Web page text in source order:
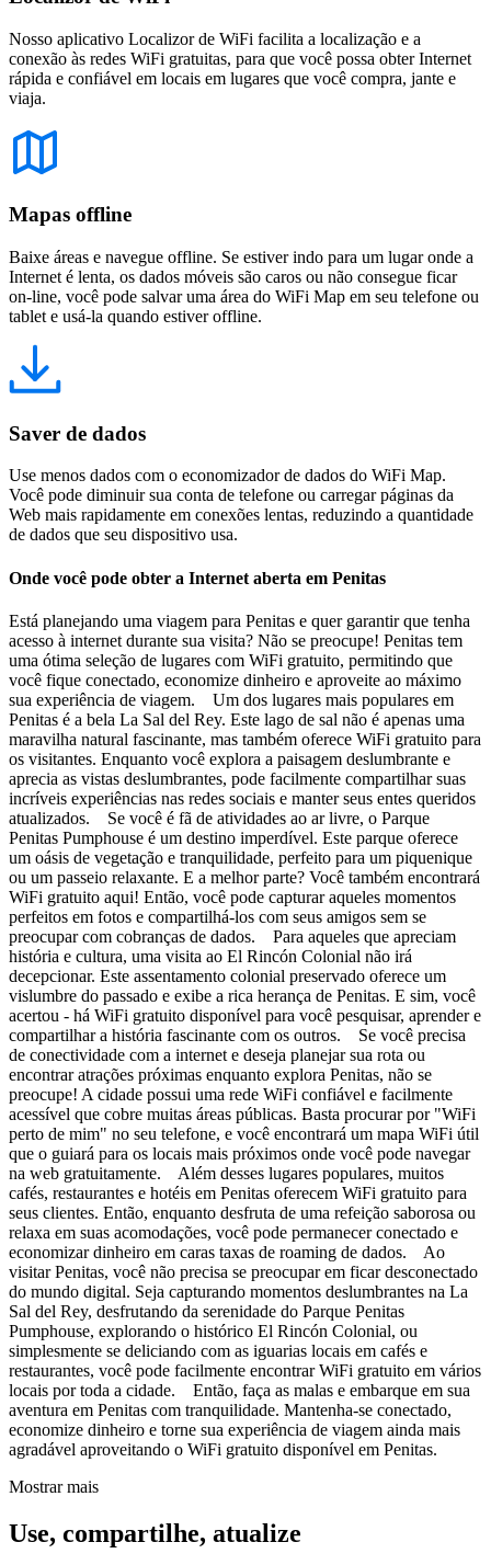
Nosso aplicativo Localizor de WiFi facilita a localização e a
conexão às redes WiFi gratuitas, para que você possa obter Internet
rápida e confiável em locais em lugares que você compra, jante e
viaja.
Mapas offline
Baixe áreas e navegue offline. Se estiver indo para um lugar onde a
Internet é lenta, os dados móveis são caros ou não consegue ficar
on-line, você pode salvar uma área do WiFi Map em seu telefone ou
tablet e usá-la quando estiver offline.
Saver de dados
Use menos dados com o economizador de dados do WiFi Map.
Você pode diminuir sua conta de telefone ou carregar páginas da
Web mais rapidamente em conexões lentas, reduzindo a quantidade
de dados que seu dispositivo usa.
Onde você pode obter a Internet aberta em Penitas
Está planejando uma viagem para Penitas e quer garantir que tenha
acesso à internet durante sua visita? Não se preocupe! Penitas tem
uma ótima seleção de lugares com WiFi gratuito, permitindo que
você fique conectado, economize dinheiro e aproveite ao máximo
sua experiência de viagem. Um dos lugares mais populares em
Penitas é a bela La Sal del Rey. Este lago de sal não é apenas uma
maravilha natural fascinante, mas também oferece WiFi gratuito para
os visitantes. Enquanto você explora a paisagem deslumbrante e
aprecia as vistas deslumbrantes, pode facilmente compartilhar suas
incríveis experiências nas redes sociais e manter seus entes queridos
atualizados. Se você é fã de atividades ao ar livre, o Parque
Penitas Pumphouse é um destino imperdível. Este parque oferece
um oásis de vegetação e tranquilidade, perfeito para um piquenique
ou um passeio relaxante. E a melhor parte? Você também encontrará
WiFi gratuito aqui! Então, você pode capturar aqueles momentos
perfeitos em fotos e compartilhá-los com seus amigos sem se
preocupar com cobranças de dados. Para aqueles que apreciam
história e cultura, uma visita ao El Rincón Colonial não irá
decepcionar. Este assentamento colonial preservado oferece um
vislumbre do passado e exibe a rica herança de Penitas. E sim, você
acertou - há WiFi gratuito disponível para você pesquisar, aprender e
compartilhar a história fascinante com os outros. Se você precisa
de conectividade com a internet e deseja planejar sua rota ou
encontrar atrações próximas enquanto explora Penitas, não se
preocupe! A cidade possui uma rede WiFi confiável e facilmente
acessível que cobre muitas áreas públicas. Basta procurar por "WiFi
perto de mim" no seu telefone, e você encontrará um mapa WiFi útil
que o guiará para os locais mais próximos onde você pode navegar
na web gratuitamente. Além desses lugares populares, muitos
cafés, restaurantes e hotéis em Penitas oferecem WiFi gratuito para
seus clientes. Então, enquanto desfruta de uma refeição saborosa ou
relaxa em suas acomodações, você pode permanecer conectado e
economizar dinheiro em caras taxas de roaming de dados. Ao
visitar Penitas, você não precisa se preocupar em ficar desconectado
do mundo digital. Seja capturando momentos deslumbrantes na La
Sal del Rey, desfrutando da serenidade do Parque Penitas
Pumphouse, explorando o histórico El Rincón Colonial, ou
simplesmente se deliciando com as iguarias locais em cafés e
restaurantes, você pode facilmente encontrar WiFi gratuito em vários
locais por toda a cidade. Então, faça as malas e embarque em sua
aventura em Penitas com tranquilidade. Mantenha-se conectado,
economize dinheiro e torne sua experiência de viagem ainda mais
agradável aproveitando o WiFi gratuito disponível em Penitas.
Mostrar mais
Use, compartilhe, atualize